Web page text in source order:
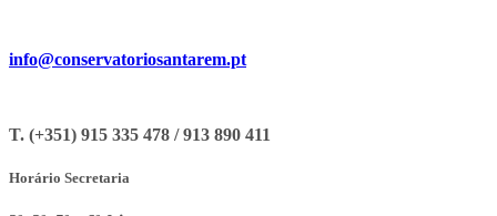
info@conservatoriosantarem.pt
T. (+351) 915 335 478 / 913 890 411
Horário Secretaria